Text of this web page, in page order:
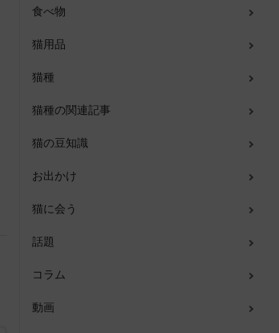
食べ物
猫用品
猫種
猫種の関連記事
猫の豆知識
お出かけ
猫に会う
話題
コラム
動画